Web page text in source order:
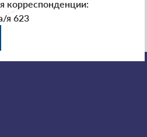
корреспонденции:
я 623